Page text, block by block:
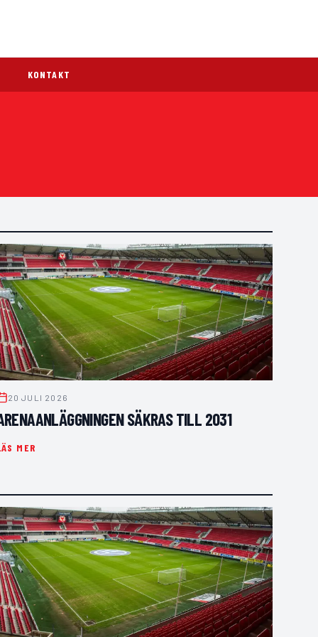
KONTAKT
20 JULI 2026
SÄKRAS TILL 2031
MER